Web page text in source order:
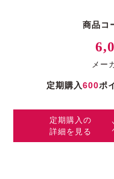
商品コ
メー
定期購入600ポ
定期購入の
詳細を見る